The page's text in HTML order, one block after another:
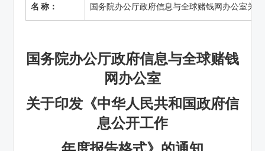
名 称： 国务院办公厅政府信息与全球赌钱网办公室关
国务院办公厅政府信息与全球赌钱
网办公室
关于印发《中华人民共和国政府信
息公开工作